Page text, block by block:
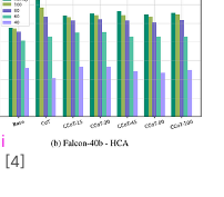
[4]